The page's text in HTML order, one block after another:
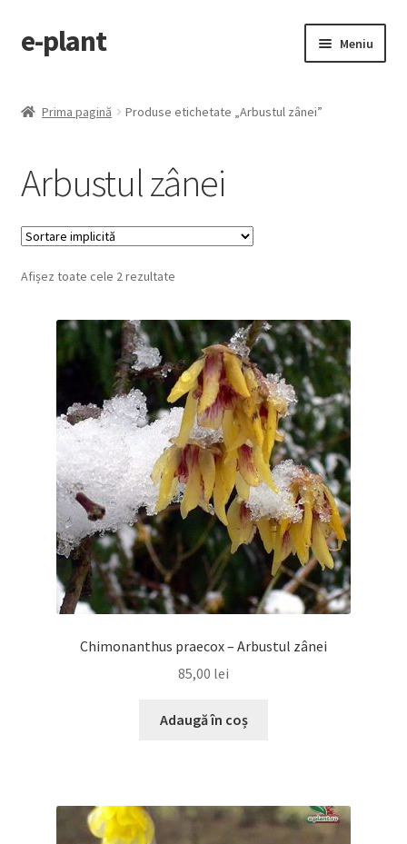
Sari
la
Sari
la
e-plant Meniu
Contact
Checkout
Prima pagină Produse etichetate „Arbustul zânei”
Arbustul zânei
Afișez toate cele 2 rezultate
Chimonanthus praecox – Arbustul zânei
85,00 lei
Adaugă în coș